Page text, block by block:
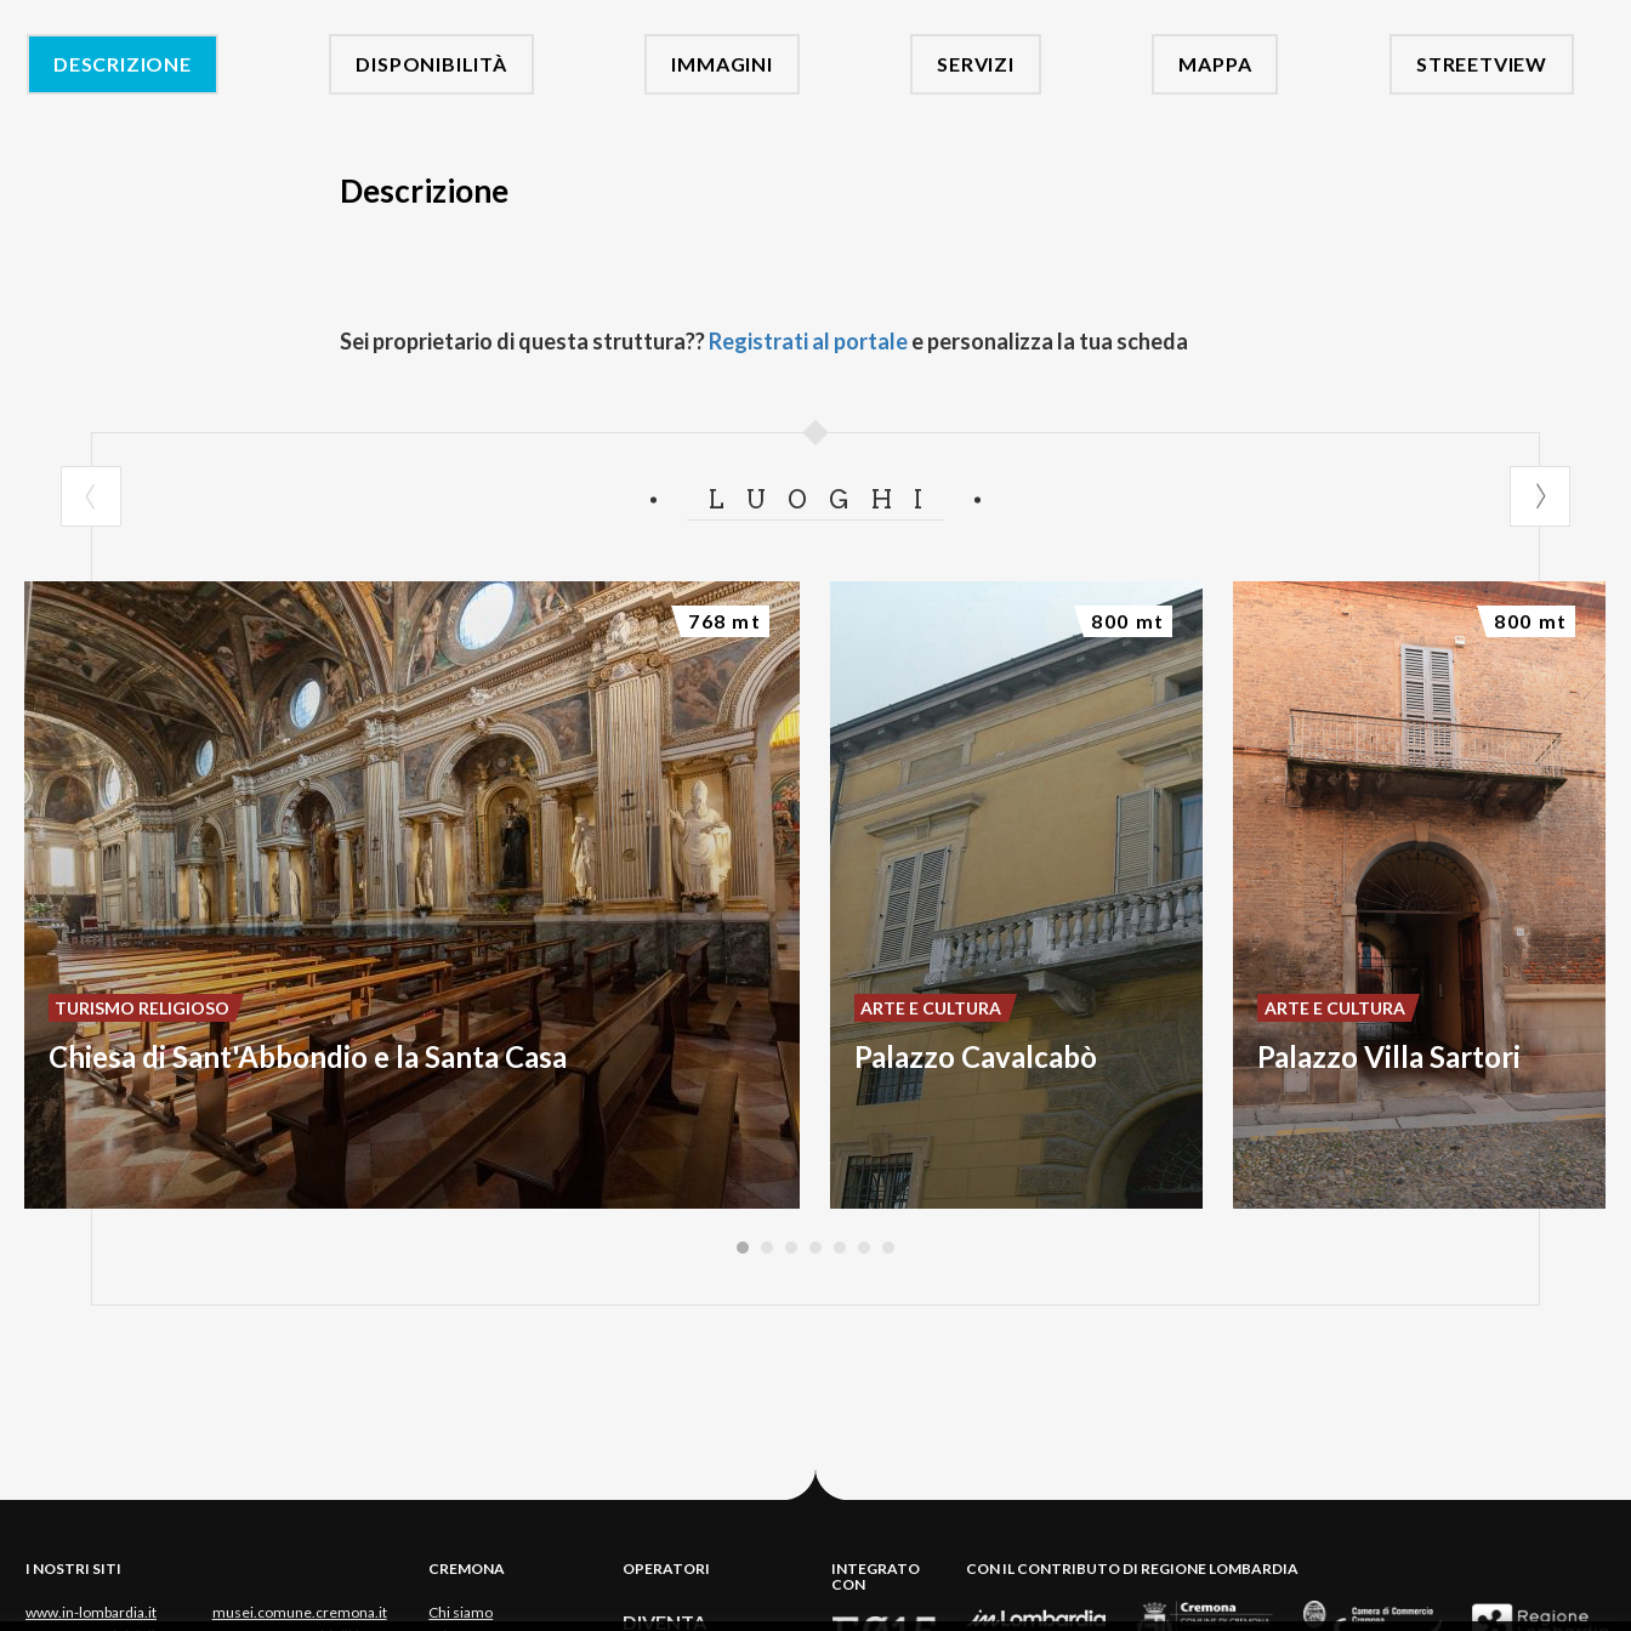
DESCRIZIONE DISPONIBILITÀ IMMAGINI SERVIZI MAPPA STREETVIEW
Descrizione
Sei proprietario di questa struttura??Registrati al portalee personalizza la tua scheda
LUOGHI
Chiesa di Sant'Abbondio e la Santa Casa
TURISMO RELIGIOSO
768 mt
Palazzo Cavalcabò
ARTE E CULTURA
800 mt
Palazzo Villa Sartori
ARTE E CULTURA
800 mt
I NOSTRI SITI
www.in-lombardia.it
musei.comune.cremona.it
CREMONA
Chi siamo
OPERATORI
DIVENTA
INTEGRATO
CON
CON IL CONTRIBUTO DI REGIONE LOMBARDIA